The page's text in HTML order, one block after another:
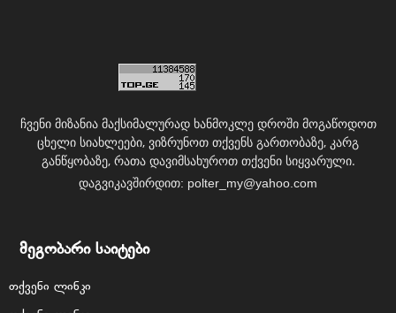
ჩვენი მიზანია მაქსიმალურად ხანმოკლე დროში მოგაწოდოთ
ცხელი სიახლეები, ვიზრუნოთ თქვენს გართობაზე, კარგ
განწყობაზე, რათა დავიმსახუროთ თქვენი სიყვარული.
დაგვიკავშირდით: polter_my@yahoo.com
მეგობარი საიტები
თქვენი ლინკი